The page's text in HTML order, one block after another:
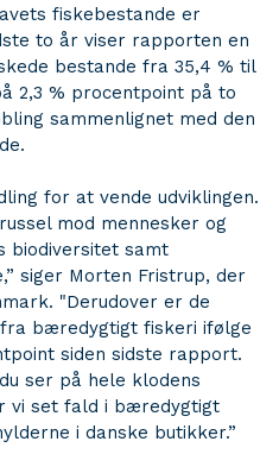
fiskebestande er
to år viser rapporten en
bestande fra 35,4 % til
2,3 % procentpoint på to
sammenlignet med den
for at vende udviklingen.
mod mennesker og
biodiversitet samt
siger Morten Fristrup, der
"Derudover er de
bæredygtigt fiskeri ifølge
siden sidste rapport.
ser på hele klodens
vi set fald i bæredygtigt
i danske butikker.”